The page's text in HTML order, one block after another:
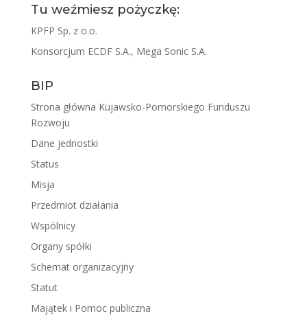
Tu weźmiesz pożyczkę:
KPFP Sp. z o.o.
Konsorcjum ECDF S.A., Mega Sonic S.A.
BIP
Strona główna Kujawsko-Pomorskiego Funduszu
Rozwoju
Dane jednostki
Status
Misja
Przedmiot działania
Wspólnicy
Organy spółki
Schemat organizacyjny
Statut
Majątek i Pomoc publiczna